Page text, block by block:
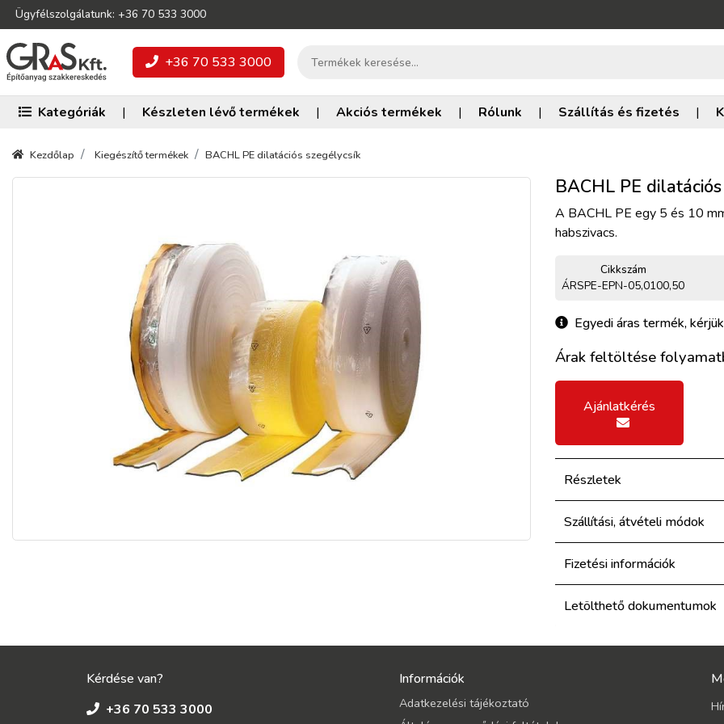
Ügyfélszolgálatunk: +36 70 533 3000
+36 70 533 3000
Kategóriák | Készleten lévő termékek | Akciós termékek | Rólunk | Szállítás és fizetés |
Kezdőlap Kiegészítő termékek BACHL PE dilatációs szegélycsík
BACHL PE
A BACHL PE egy 5 és 10
habszivacs.
Cikkszám
ÁRSPE-EPN-05,0100,50
Egyedi áras termék,
Árak feltöltése
Ajánlatkérés
Részletek
Szállítási, átvételi módok
Fizetési információk
Letölthető dokumentumok
Kérdése van?
+36 70 533 3000
Információk
Adatkezelési tájékoztató